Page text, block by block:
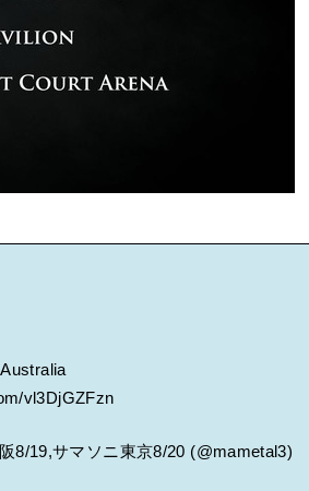
vl3DjGZFzn
8/19,サマソニ東京8/20 (@mametal3)